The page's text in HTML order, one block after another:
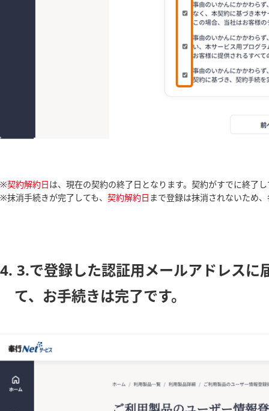
※契約解約日 は、現在の契約の終了日となります。契約がすでに終了
※抹消手続きが完了しても、 契約解約日 まで登録は抹消されないため
4. 3.で登録した認証用メールアドレスに
て、お手続きは完了です。